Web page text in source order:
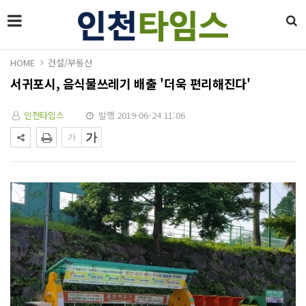
HOME 건설/부동산
서귀포시, 음식물쓰레기 배출 '더욱 편리해진다'
인천타임스 발행 2019-06-24 11:06